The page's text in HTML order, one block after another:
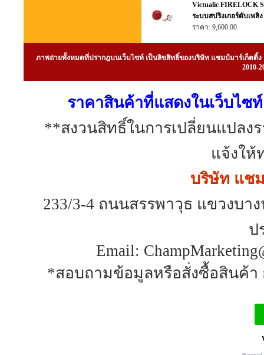
Victualic FIRELOCK
ระบบสปริงเกอร์ดับเพลิ
ราคา: 9,600.00
ภาพถ่ายทั้งหมดที่ปรากฎบนเว็บไซท์ เป็นลิขสิทธิ์ของบริษัท แชมป์มาร์เก็ต
2010-
ราคาสินค้าที่แสดงในเว็บไซ
**สงวนสิทธิ์ในการเปลี่ยนแปล
แจ้งให้
บริษัท แช
233/3-4 ถนนสรรพาวุธ แขวงบา
ป
Email:
*สอบถามข้อมูลหรือสั่งซื้อสินค้า